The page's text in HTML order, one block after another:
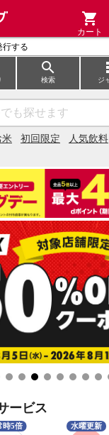
カート
行する
検索 ジ
米 初回限定
人気飲料
ービス